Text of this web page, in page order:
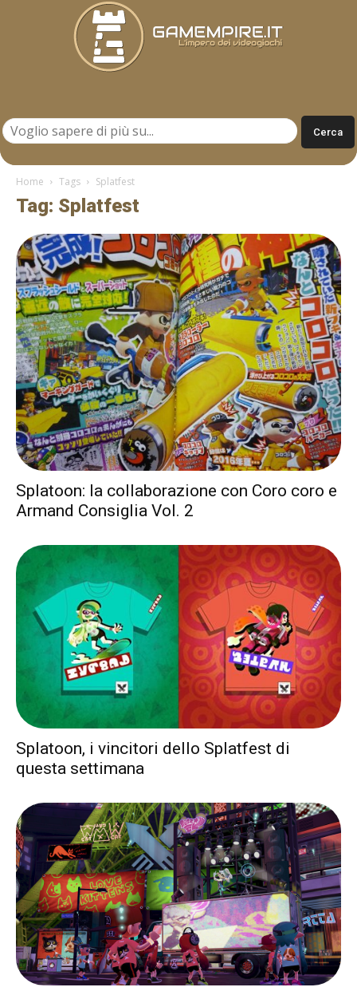
Home Tags Splatfest
Tag: Splatfest
Splatoon: la collaborazione con Coro coro e
Armand Consiglia Vol. 2
Splatoon, i vincitori dello Splatfest di
questa settimana